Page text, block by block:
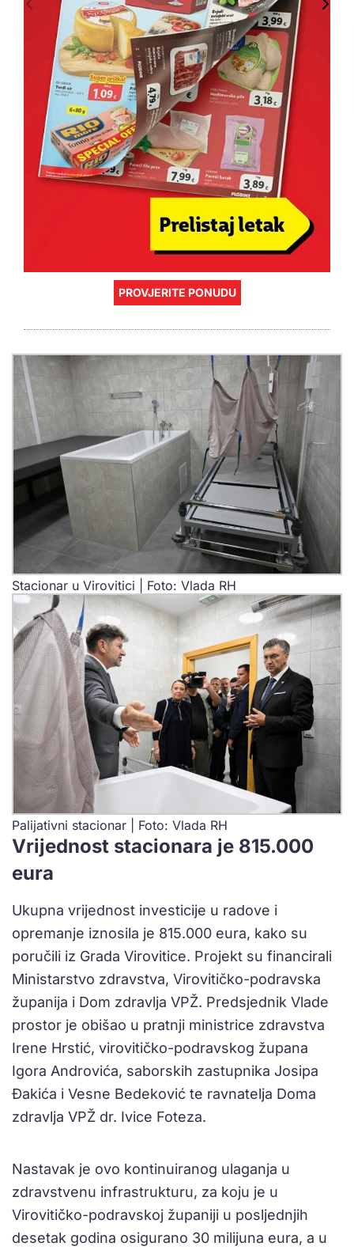
PROVJERITE PONUDU
Stacionar u Virovitici | Foto: Vlada RH
Palijativni stacionar | Foto: Vlada RH
Vrijednost stacionara je 815.000
eura
Ukupna vrijednost investicije u radove i
opremanje iznosila je 815.000 eura, kako su
poručili iz Grada Virovitice. Projekt su financirali
Ministarstvo zdravstva, Virovitičko-podravska
županija i Dom zdravlja VPŽ. Predsjednik Vlade
prostor je obišao u pratnji ministrice zdravstva
Irene Hrstić, virovitičko-podravskog župana
Igora Androvića, saborskih zastupnika Josipa
Đakića i Vesne Bedeković te ravnatelja Doma
zdravlja VPŽ dr. Ivice Foteza.
Nastavak je ovo kontinuiranog ulaganja u
zdravstvenu infrastrukturu, za koju je u
Virovitičko-podravskoj županiji u posljednjih
desetak godina osigurano 30 milijuna eura, a u